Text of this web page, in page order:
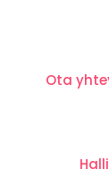
Ota